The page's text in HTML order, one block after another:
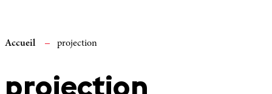
Accueil projection